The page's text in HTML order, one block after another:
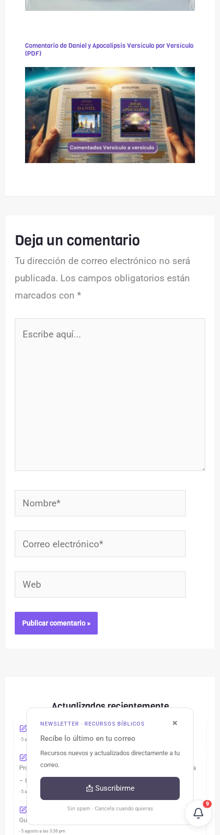
Actualizados recientemente
- 5 agosto a las 5:59 pm
Programas de Escuela Sabática 2026 – División Interamericana
– PDF y PPTX – TERCER TRIMESTRE
- 5 agosto a las 5:21 pm
Guía de Estudio completa del libro «El Conflicto de los Siglos»
- 5 agosto a las 3:36 pm
×
NEWSLETTER · RECURSOS BÍBLICOS
Recibe lo último en tu correo
Recursos nuevos y actualizados directamente a tu
correo.
📩 Suscribirme
Sin spam · Cancela cuando quieras
Comentario de Daniel y Apocalipsis Versículo por Versículo
(PDF)
Deja un comentario
Tu dirección de correo electrónico no será
publicada. Los campos obligatorios están
marcados con*
Nombre*
Correo
electrónico*
Web
9